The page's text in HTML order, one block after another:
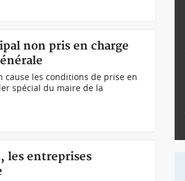
non pris en charge
cause les conditions de prise en
spécial du maire de la
les entreprises